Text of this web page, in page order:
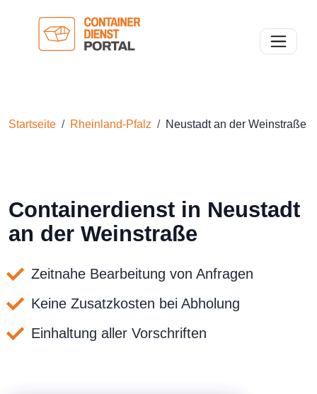
Toggle
Startseite Rheinland-Pfalz Neustadt an der Weinstraße
Containerdienst in Neustadt
an der Weinstraße
Zeitnahe Bearbeitung von Anfragen
Keine Zusatzkosten bei Abholung
Einhaltung aller Vorschriften